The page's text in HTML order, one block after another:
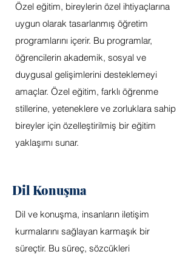
Özel eğitim, bireylerin özel ihtiyaçlarına
uygun olarak tasarlanmış öğretim
programlarını içerir. Bu programlar,
öğrencilerin akademik, sosyal ve
duygusal gelişimlerini desteklemeyi
amaçlar. Özel eğitim, farklı öğrenme
stillerine, yeteneklere ve zorluklara sahip
bireyler için özelleştirilmiş bir eğitim
yaklaşımı sunar.
Dil Konuşma
Dil ve konuşma, insanların iletişim
kurmalarını sağlayan karmaşık bir
süreçtir. Bu süreç, sözcükleri